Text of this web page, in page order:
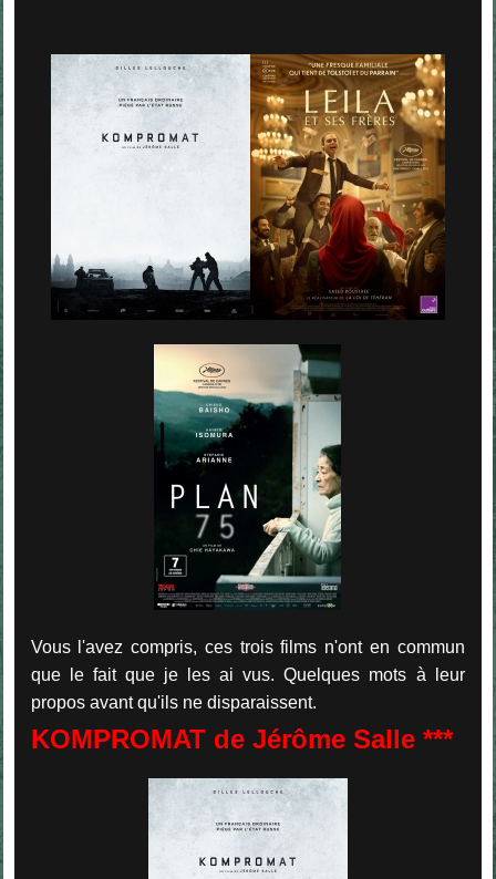
Vous l'avez compris, ces trois films n'ont en commun
que le fait que je les ai vus. Quelques mots à leur
propos avant qu'ils ne disparaissent.
KOMPROMAT de Jérôme Salle ***